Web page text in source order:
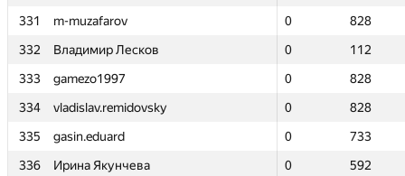
331
m-muzafarov 0
828
332
Владимир Лесков 0
112
333
gamezo1997 0
828
334
vladislav.remidovsky 0
828
335
gasin.eduard 0
733
336
Ирина Якунчева 0
592
331
m-muzafarov 0
828
332
Владимир Лесков 0
112
333
gamezo1997 0
828
334
vladislav.remidovsky 0
828
335
gasin.eduard 0
733
336
Ирина Якунчева 0
592